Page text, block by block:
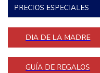
PRECIOS ESPECIALES
DIA DE LA MADRE
GUÍA DE REGALOS